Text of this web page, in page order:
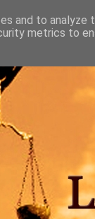
and to analyze
metrics to